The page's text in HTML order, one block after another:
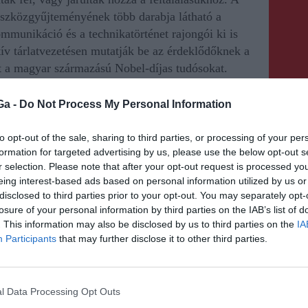
- Do Not Process My Personal Information
opt-out of the sale, sharing to third parties, or processing of your
for targeted advertising by us, please use the below opt-out
selection. Please note that after your opt-out request is processed
interest-based ads based on personal information utilized by us
to third parties prior to your opt-out. You may separately
of your personal information by third parties on the IAB’s list of
This information may also be disclosed by us to third parties on the
Participants that may further disclose it to other third parties.
Data Processing Opt Outs
több darabja látható a
és a technikatörténet rajongói ki is
tárlatvezetésen mutatják be az érdeklődőknek a
magyar származású Nobel-díjas tudósokat.
KÖVETKEZŐ BEJEGYZÉS
Elrajtolt az idei strandszezon
Sepsiszentgyörgyön